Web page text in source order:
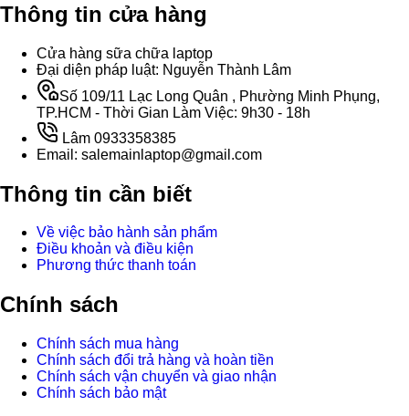
Thông tin cửa hàng
Cửa hàng sữa chữa laptop
Đại diện pháp luật: Nguyễn Thành Lâm
Số 109/11 Lạc Long Quân , Phường Minh Phụng,
TP.HCM - Thời Gian Làm Việc: 9h30 - 18h
Lâm 0933358385
Email: salemainlaptop@gmail.com
Thông tin cần biết
Về việc bảo hành sản phẩm
Điều khoản và điều kiện
Phương thức thanh toán
Chính sách
Chính sách mua hàng
Chính sách đổi trả hàng và hoàn tiền
Chính sách vận chuyển và giao nhận
Chính sách bảo mật